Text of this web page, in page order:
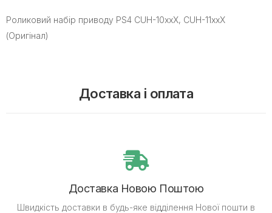
Роликовий набір приводу PS4 CUH-10xxX, CUH-11xxX
(Оригінал)
Доставка і оплата
Доставка Новою Поштою
Швидкість доставки в будь-яке відділення Нової пошти в